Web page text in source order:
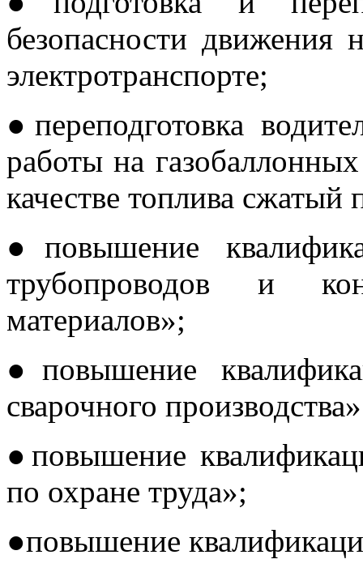
безопасности движения
электротранспорте;
●переподготовка
работы на
качестве топлива
●повышение
трубопроводов и
материалов»;
●повышение
сварочного
●повышение
по охране труда»;
●повышение